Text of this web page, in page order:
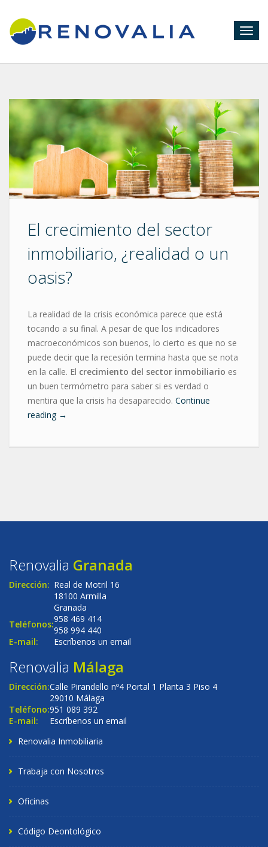
El crecimiento del sector
inmobiliario, ¿realidad o un
oasis?
La realidad de la crisis económica parece que está
tocando a su final. A pesar de que los indicadores
macroeconómicos son buenos, lo cierto es que no se
puede decir que la recesión termina hasta que se nota
en la calle. El crecimiento del sector inmobiliario es
un buen termómetro para saber si es verdad o
mentira que la crisis ha desaparecido. Continue
reading →
Renovalia Granada
Dirección: Real de Motril 16
18100 Armilla
Granada
Teléfonos:958 469 414
958 994 440
E-mail:
Escríbenos un email
Renovalia Málaga
Dirección:Calle Pirandello nº4 Portal 1 Planta 3 Piso 4
29010 Málaga
Teléfono:951 089 392
E-mail:
Escríbenos un email
Renovalia Inmobiliaria
Trabaja con Nosotros
Oficinas
Código Deontológico